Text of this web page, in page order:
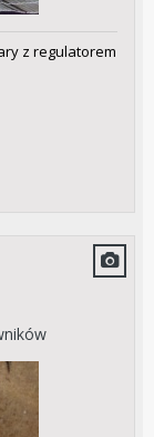
z regulatorem